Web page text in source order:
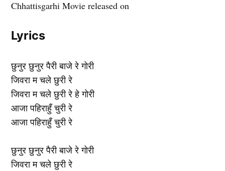
Chhattisgarhi Movie released on
Lyrics
छुनुर छुनुर पैरी बाजे रे गोरी
जिवरा म चले छुरी रे
जिवरा म चले छुरी रे हे गोरी
आजा पहिराहुँ चुरी रे
आजा पहिराहुँ चुरी रे
छुनुर छुनुर पैरी बाजे रे गोरी
जिवरा म चले छुरी रे